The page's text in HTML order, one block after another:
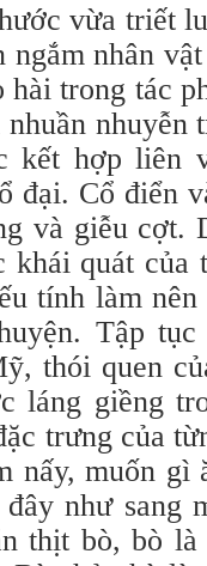
vừa triết
nhân
hài trong tác
nhuyễn
kết hợp liên
đại. Cổ điển
và giễu cợt.
quát của
tính làm
Tập
thói quen
láng giềng
trưng của
nấy, muốn gì
như sang
thịt bò, bò